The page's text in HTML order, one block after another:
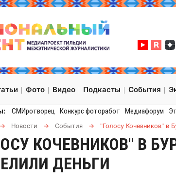
Фото Видео Подкасты События
СМИротворец Конкурс фоторабот Медиафорум
→ Новости → События → "Голосу Кочевников" в
КОЧЕВНИКОВ" В
ДЕНЬГИ